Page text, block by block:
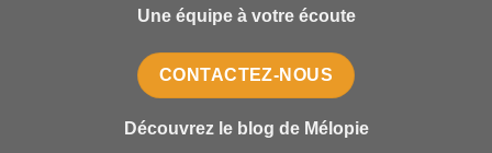
Une équipe à votre écoute
CONTACTEZ-NOUS
Découvrez le blog de Mélopie